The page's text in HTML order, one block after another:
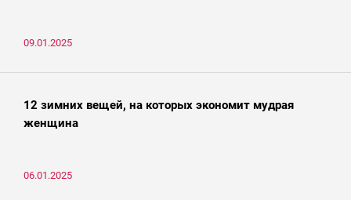
09.01.2025
12 зимних вещей, на которых экономит мудрая
женщина
06.01.2025